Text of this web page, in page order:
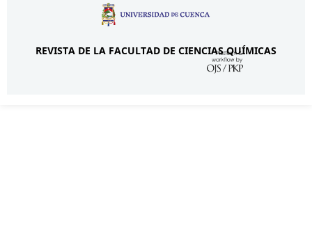
REVISTA DE LA FACULTAD DE CIENCIAS QUÍMICAS